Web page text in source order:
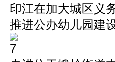
印江在加大城区义
推进公办幼儿园建